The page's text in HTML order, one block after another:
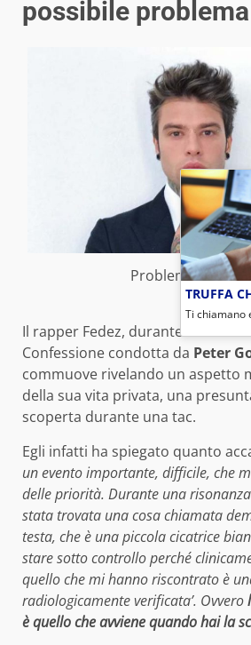
possibile
Problema (foto
Il rapper Fedez, durante la
Confessione condotta da Peter
commuove rivelando un aspetto
della sua vita privata, una
scoperta durante una tac.
Egli infatti ha spiegato quanto
un evento importante, difficile, che
delle priorità. Durante una
stata trovata una cosa chiamata
testa, che è una piccola cicatrice
stare sotto controllo perché
quello che mi hanno riscontrato è
radiologicamente verificata’. Ovvero
è quello che avviene quando hai la
TRUFFA
Ti chiamano